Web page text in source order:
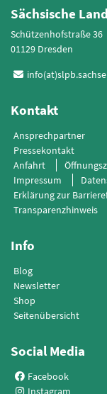
Sächsische
Schützenhofstraße 36
01129 Dresden
Kontakt
Ansprechpartner
Pressekontakt
Anfahrt
Impressum
Erklärung zur
Transparenzhinweis
Info
Blog
Newsletter
Shop
Seitenübersicht
Social Media
Facebook
Instagram